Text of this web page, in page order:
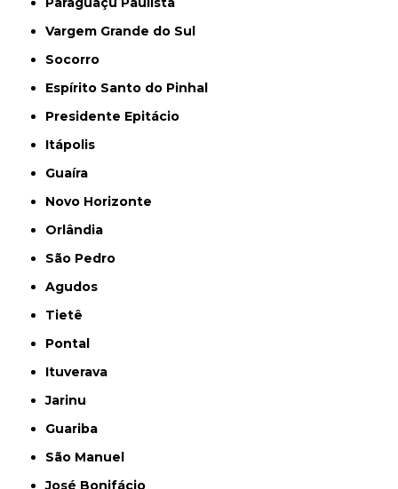
Vargem Grande do Sul
Socorro
Espírito Santo do Pinhal
Presidente Epitácio
Itápolis
Guaíra
Novo Horizonte
Orlândia
São Pedro
Agudos
Tietê
Pontal
Ituverava
Jarinu
Guariba
São Manuel